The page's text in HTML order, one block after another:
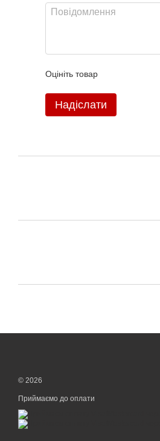
Оцініть товар
Надіслати
© 2026
Приймаємо до оплати